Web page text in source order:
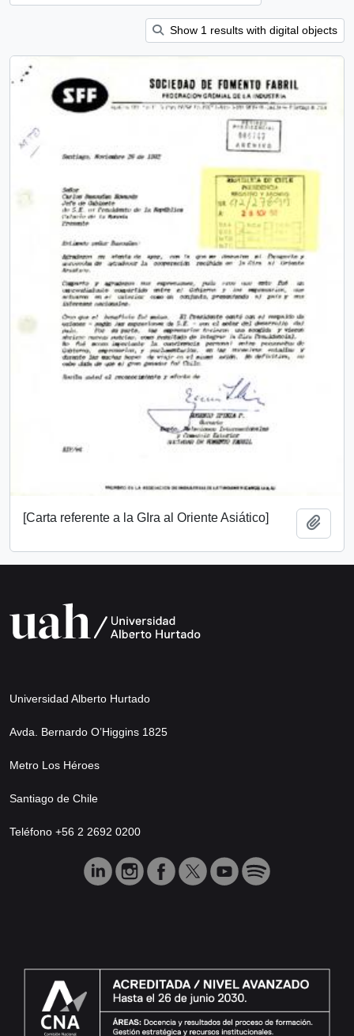
Show 1 results with digital objects
[Carta referente a la GIra al Oriente Asiático]
Universidad Alberto Hurtado
Avda. Bernardo O’Higgins 1825
Metro Los Héroes
Santiago de Chile
Teléfono +56 2 2692 0200